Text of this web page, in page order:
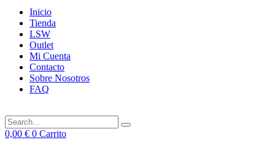
Inicio
Tienda
LSW
Outlet
Mi Cuenta
Contacto
Sobre Nosotros
FAQ
0,00 € 0 Carrito